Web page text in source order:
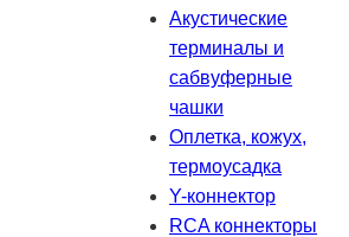
Акустические
терминалы и
сабвуферные
чашки
Оплетка, кожух,
термоусадка
Y-коннектор
RCA коннекторы